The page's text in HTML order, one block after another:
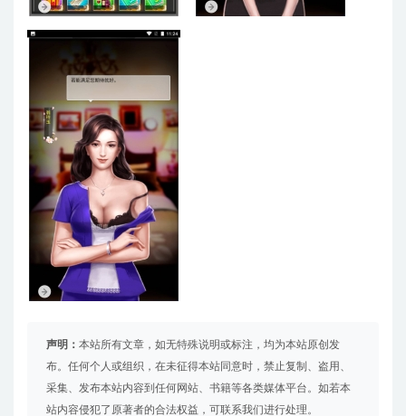
声明： 本站所有文章，如无特殊说明或标注，均为本站原创发
布。任何个人或组织，在未征得本站同意时，禁止复制、盗用、
采集、发布本站内容到任何网站、书籍等各类媒体平台。如若本
站内容侵犯了原著者的合法权益，可联系我们进行处理。